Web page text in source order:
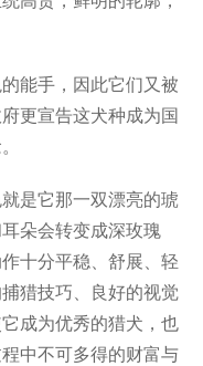
能手，因此它们又被
更宣告这犬种成为国
是它那一双漂亮的琥
朵会转变成深玫瑰
十分平稳、舒展、轻
猎技巧、良好的视觉
成为优秀的猎犬，也
中不可多得的财富与